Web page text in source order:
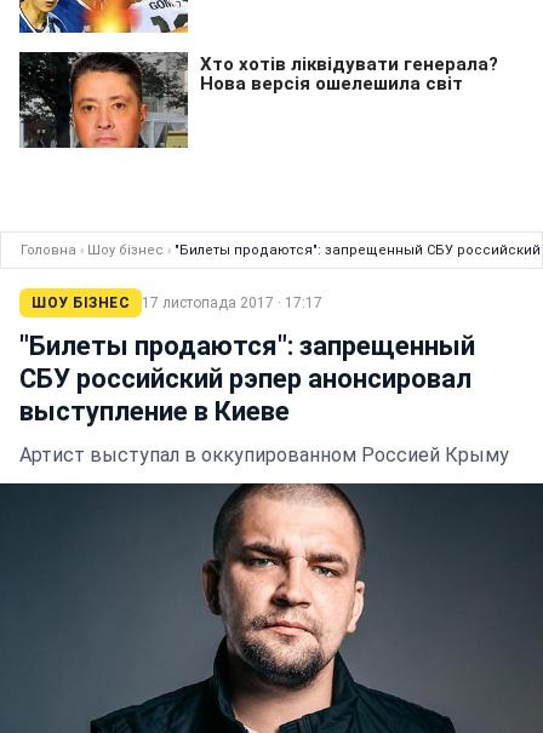
Головна › Шоу бізнес › "Билеты продаются": запрещенный СБУ
ШОУ БІЗНЕС 17 листопада 2017 · 17:17
"Билеты продаются": запрещенный
СБУ российский рэпер анонсировал
выступление в Киеве
Артист выступал в оккупированном Россией Крыму